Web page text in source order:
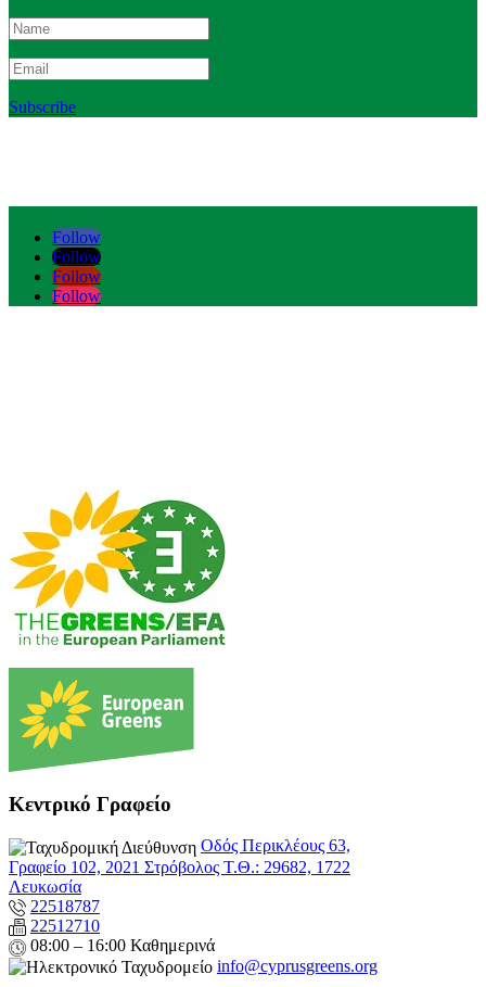
Subscribe
Follow
Follow
Follow
Follow
Κεντρικό Γραφείο
Οδός Περικλέους 63,
Γραφείο 102, 2021 Στρόβολος Τ.Θ.: 29682, 1722
Λευκωσία
22518787
22512710
08:00 – 16:00 Καθημερινά
info@cyprusgreens.org